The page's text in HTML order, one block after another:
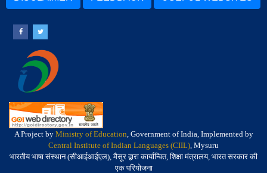
A Project by Ministry of Education, Government of India, Implemented by
Central Institute of Indian Languages (CIIL), Mysuru
भारतीय भाषा संस्थान (सीआईआईएल), मैसूर द्वारा कार्यान्वित, शिक्षा मंत्रालय, भारत सरकार की
एक परियोजना